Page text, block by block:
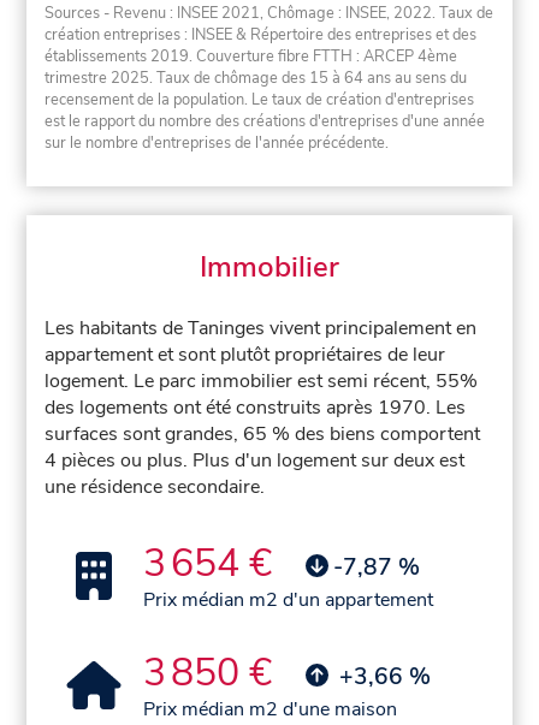
Sources - Revenu : INSEE 2021, Chômage : INSEE, 2022. Taux de
création entreprises : INSEE & Répertoire des entreprises et des
établissements 2019. Couverture fibre FTTH : ARCEP 4ème
trimestre 2025. Taux de chômage des 15 à 64 ans au sens du
recensement de la population. Le taux de création d'entreprises
est le rapport du nombre des créations d'entreprises d'une année
sur le nombre d'entreprises de l'année précédente.
Immobilier
Les habitants de Taninges vivent principalement en
appartement et sont plutôt propriétaires de leur
logement. Le parc immobilier est semi récent, 55%
des logements ont été construits après 1970. Les
surfaces sont grandes, 65 % des biens comportent
4 pièces ou plus. Plus d'un logement sur deux est
une résidence secondaire.
3 654 € -7,87 %
Prix médian m2 d'un appartement
3 850 € +3,66 %
Prix médian m2 d'une maison